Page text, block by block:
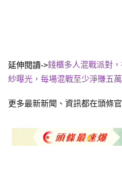
延伸閱讀->錢櫃多人混戰派對
紗曝光，每場混戰至少淨賺五萬
更多最新新聞、資訊都在頭條